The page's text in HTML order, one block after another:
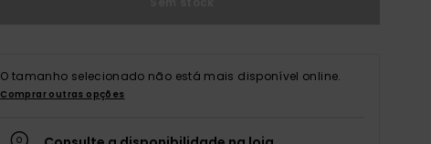
O tamanho selecionado não está mais disponível online.
Comprar outras opções